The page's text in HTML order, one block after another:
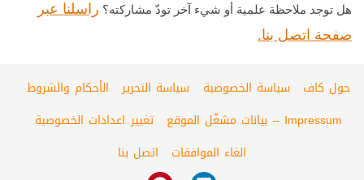
هل توجد ملاحظة علمية أو شيء آخر تودّ مشاركته؟ راسلنا عبر
صفحة اتصل بنا.
حول كاف سياسة الخصوصية سياسة التحرير
الأحكام والشروط
Impressum – بيانات مشغّل الموقع
تغيير اعدادات الخصوصية
الغاء الموافقات
اتصل بنا